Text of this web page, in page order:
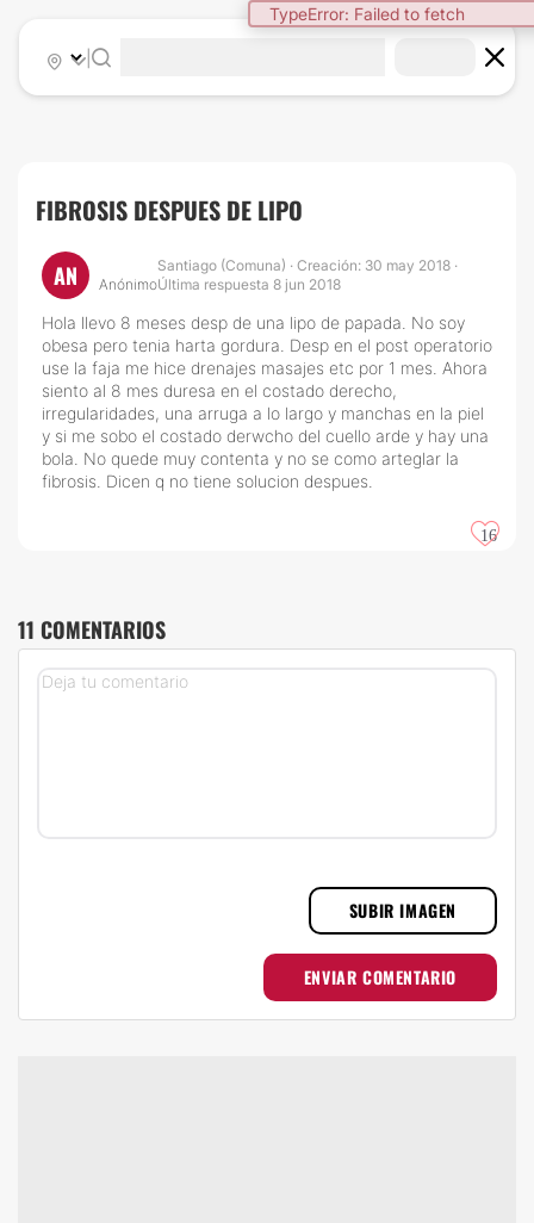
TypeError: Failed to fetch
|
FIBROSIS DESPUES DE LIPO
AN Anónimo
Santiago (Comuna) · Creación: 30 may 2018 ·
Última respuesta 8 jun 2018
Hola llevo 8 meses desp de una lipo de papada. No soy
obesa pero tenia harta gordura. Desp en el post operatorio
use la faja me hice drenajes masajes etc por 1 mes. Ahora
siento al 8 mes duresa en el costado derecho,
irregularidades, una arruga a lo largo y manchas en la piel
y si me sobo el costado derwcho del cuello arde y hay una
bola. No quede muy contenta y no se como arteglar la
fibrosis. Dicen q no tiene solucion despues.
16
11 COMENTARIOS
SUBIR IMAGEN
ENVIAR COMENTARIO